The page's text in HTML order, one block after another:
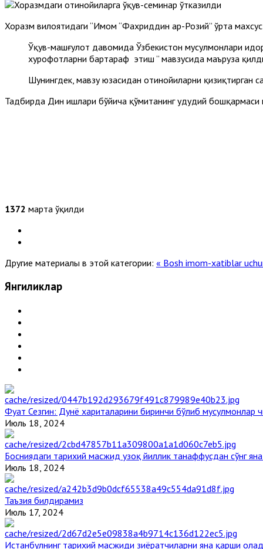
Хоразм вилоятидаги “Имом “Фахриддин ар-Розий” ўрта
Ўқув-машғулот давомида Ўзбекистон мусулмонлари
хурофотларни бартараф этиш ” мавзусида маъруза
Шунингдек, мавзу юзасидан отинойиларни қизиқтирган
Тадбирда Дин ишлари бўйича қўмитанинг ҳудудий бошқармаси
1372 марта ўқилди
Другие материалы в этой категории: « Bosh imom-xatiblar
Янгиликлар
Фуат Сезгин: Дунё хариталарини биринчи бўлиб мусулмонлар
Июль 18, 2024
Босниядаги тарихий масжид узоқ йиллик танаффусдан сўнг
Июль 18, 2024
Таъзия билдирамиз
Июль 17, 2024
Истанбулнинг тарихий масжиди зиёратчиларни яна қарши